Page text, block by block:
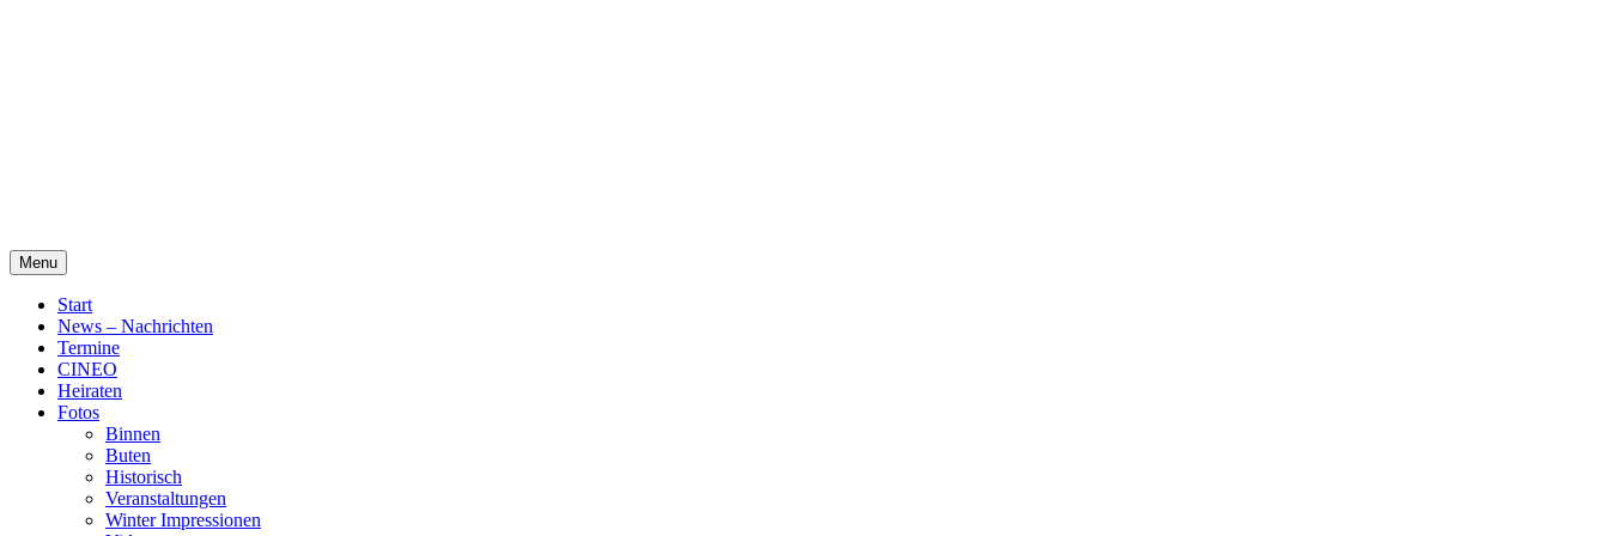
Menu
Start
News – Nachrichten
Termine
CINEO
Heiraten
Fotos
Binnen
Buten
Historisch
Veranstaltungen
Winter Impressionen